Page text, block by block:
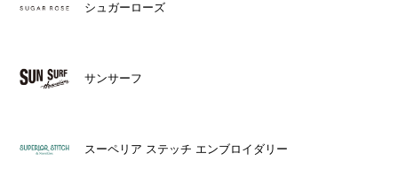
シュガーローズ
サンサーフ
スーペリア ステッチ エンブロイダリー